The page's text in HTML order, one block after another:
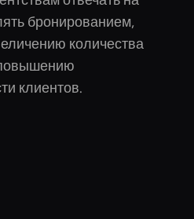
бронированием,
количества
клиентов.